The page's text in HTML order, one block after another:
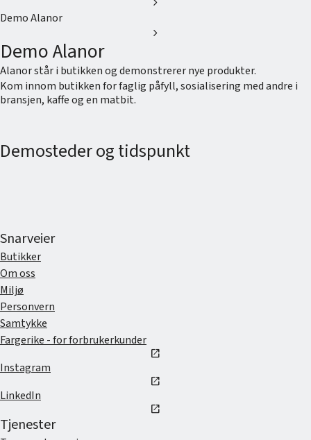
Demo Alanor
chevron_right
Demo Alanor
Alanor står i butikken og demonstrerer nye produkter.
Kom innom butikken for faglig påfyll, sosialisering med andre i
bransjen, kaffe og en matbit.
Demosteder og tidspunkt
Snarveier
Butikker
Om oss
Miljø
Personvern
Samtykke
Fargerike - for forbrukerkunder
open_in_new
Instagram
open_in_new
LinkedIn
open_in_new
Tjenester